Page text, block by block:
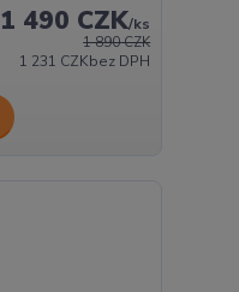
1 890 CZK
1 490 CZK/ks
1 231 CZKbez DPH